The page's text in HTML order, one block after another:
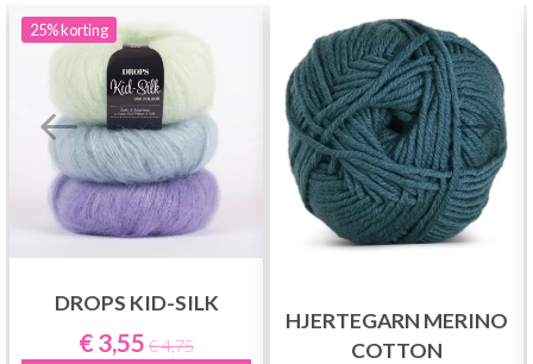
25%korting
DROPS KID-SILK
€ 3,55 € 4,75
HJERTEGARN MERINO
COTTON